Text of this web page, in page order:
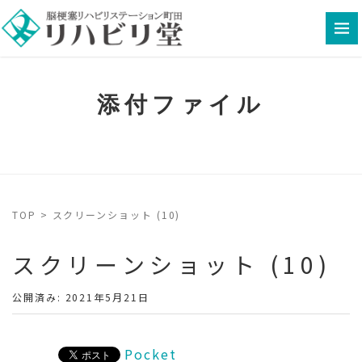
添付ファイル
TOP > スクリーンショット (10)
スクリーンショット (10)
公開済み: 2021年5月21日
Pocket